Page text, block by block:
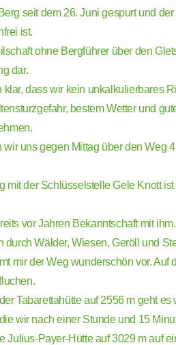
seit dem 26. Juni gespurt und
ist.
ohne Bergführer über den
dar.
klar, dass wir kein unkalkulierbares
bestem Wetter und
uns gegen Mittag über den Weg
mit der Schlüsselstelle Gele Knott
vor Jahren Bekanntschaft mit
durch Wälder, Wiesen, Geröll und
mir der Weg wunderschön vor. Auf
Tabarettahütte auf 2556 m geht
wir nach einer Stunde und 15
Julius-Payer-Hütte auf 3029 m auf